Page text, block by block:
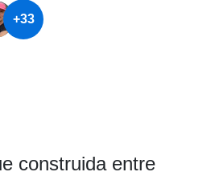
+33
construida entre